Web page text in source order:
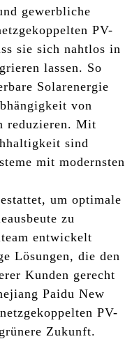
gewerbliche
PV-
sie sich nahtlos in
lassen. So
Solarenergie
von
reduzieren. Mit
sind
mit modernsten
um optimale
zu
entwickelt
Lösungen, die den
Kunden gerecht
Paidu New
PV-
Zukunft.